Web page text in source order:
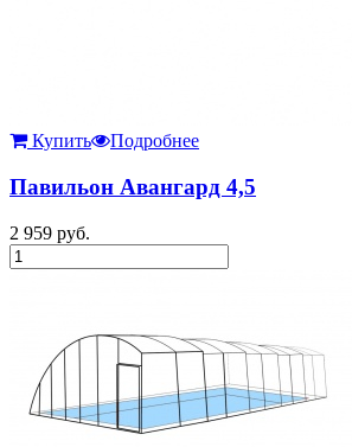
Купить Подробнее
Павильон Авангард 4,5
2 959 руб.